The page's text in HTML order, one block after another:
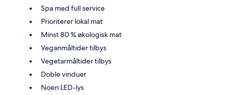
Spa med full service
Prioriterer lokal mat
Minst 80 % økologisk mat
Veganmåltider tilbys
Vegetarmåltider tilbys
Doble vinduer
Noen LED-lys